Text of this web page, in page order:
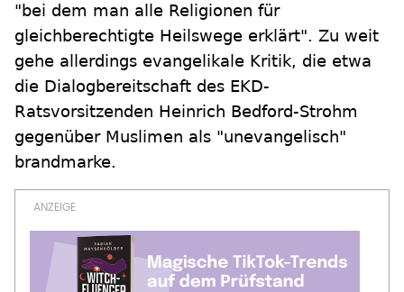
"bei dem man alle Religionen für
gleichberechtigte Heilswege erklärt". Zu weit
gehe allerdings evangelikale Kritik, die etwa
die Dialogbereitschaft des EKD-
Ratsvorsitzenden Heinrich Bedford-Strohm
gegenüber Muslimen als "unevangelisch"
brandmarke.